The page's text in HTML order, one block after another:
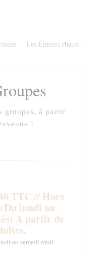
Les Entrées chaudes
groupes, à partir
!
TTC // Hors
lundi au
A partir de
au samedi midi